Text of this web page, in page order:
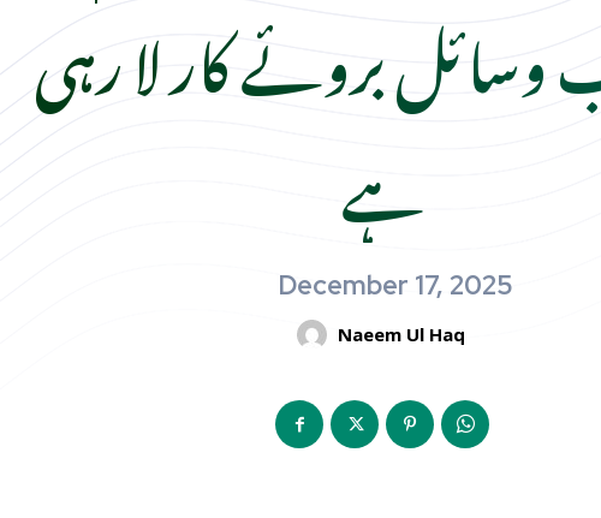
وسائل بروئے کار لا رہی
ہے
December 17, 2025
Naeem Ul Haq